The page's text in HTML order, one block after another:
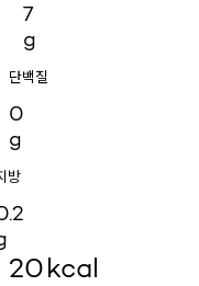
7
g
단백질
0
g
방
20kcal